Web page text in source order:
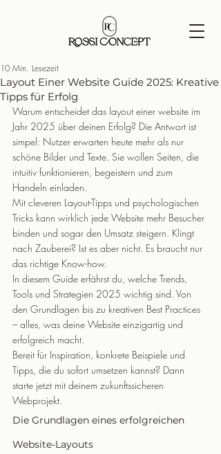
Layout Einer Website Guide 2025: Kreative
Tipps für Erfolg
10 Min. Lesezeit
Warum entscheidet das layout einer website im
Jahr 2025 über deinen Erfolg? Die Antwort ist
simpel: Nutzer erwarten heute mehr als nur
schöne Bilder und Texte. Sie wollen Seiten, die
intuitiv funktionieren, begeistern und zum
Handeln einladen.
Mit cleveren Layout-Tipps und psychologischen
Tricks kann wirklich jede Website mehr Besucher
binden und sogar den Umsatz steigern. Klingt
nach Zauberei? Ist es aber nicht. Es braucht nur
das richtige Know-how.
In diesem Guide erfährst du, welche Trends,
Tools und Strategien 2025 wichtig sind. Von
den Grundlagen bis zu kreativen Best Practices
– alles, was deine Website einzigartig und
erfolgreich macht.
Bereit für Inspiration, konkrete Beispiele und
Tipps, die du sofort umsetzen kannst? Dann
starte jetzt mit deinem zukunftssicheren
Webprojekt.
Die Grundlagen eines erfolgreichen
Website-Layouts